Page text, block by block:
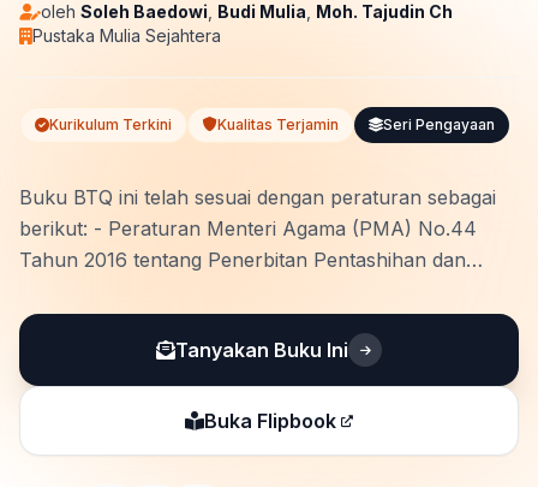
oleh Soleh Baedowi Budi Mulia Moh. Tajudin Ch
Pustaka Mulia Sejahtera
Kurikulum Terkini Kualitas Terjamin Seri Pengayaan
Buku BTQ ini telah sesuai dengan peraturan sebagai
berikut: - Peraturan Menteri Agama (PMA) No.44
Tahun 2016 tentang Penerbitan Pentashihan dan
Pentashihan Mushaf Al-Quran (LPMQ) Kementrian
Agama Republik IndonesiaTanyakan Buku Ini
Buka Flipbook